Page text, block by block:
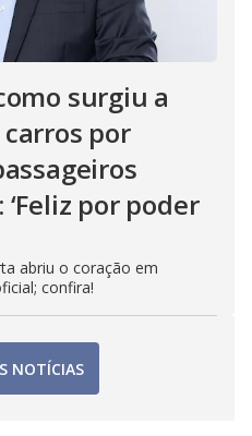
surgiu a
por
por poder
abriu o coração em
confira!
NOTÍCIAS